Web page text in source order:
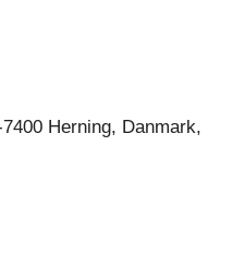
Herning, Danmark,